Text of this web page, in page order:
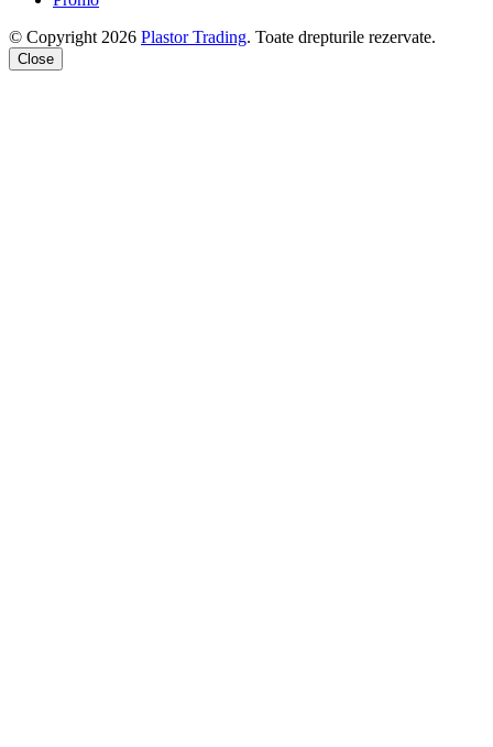
© Copyright 2026 Plastor Trading. Toate drepturile rezervate.
Close